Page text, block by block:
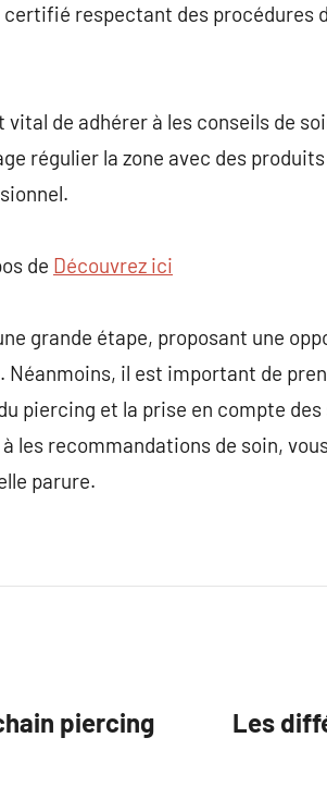
respectant des procédures
vital de adhérer à les conseils de
régulier la zone avec des
de Découvrez ici
grande étape, proposant une
Néanmoins, il est important de
piercing et la prise en compte
les recommandations de soin,
parure.
piercing
Les